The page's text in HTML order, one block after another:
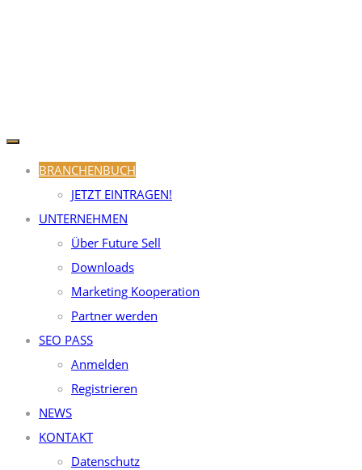
BRANCHENBUCH
JETZT EINTRAGEN!
UNTERNEHMEN
Über Future Sell
Downloads
Marketing Kooperation
Partner werden
SEO PASS
Anmelden
Registrieren
NEWS
KONTAKT
Datenschutz